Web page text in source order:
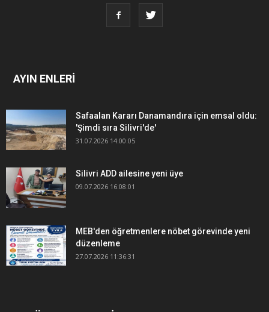
AYIN ENLERİ
Safaalan Kararı Danamandıra için emsal oldu:
'Şimdi sıra Silivri'de'
31.07.2026 14:00:05
Silivri ADD ailesine yeni üye
09.07.2026 16:08:01
MEB'den öğretmenlere nöbet görevinde yeni
düzenleme
27.07.2026 11:36:31